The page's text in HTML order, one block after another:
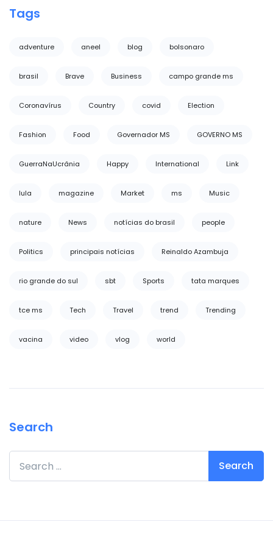
Tags
adventure aneel blog bolsonaro
brasil Brave Business campo grande ms
Coronavírus Country covid Election
Fashion Food Governador MS GOVERNO MS
GuerraNaUcrânia Happy International Link
lula magazine Market ms Music
nature News notícias do brasil people
Politics principais notícias Reinaldo Azambuja
rio grande do sul sbt Sports tata marques
tce ms Tech Travel trend Trending
vacina video vlog world
Search
Search for: